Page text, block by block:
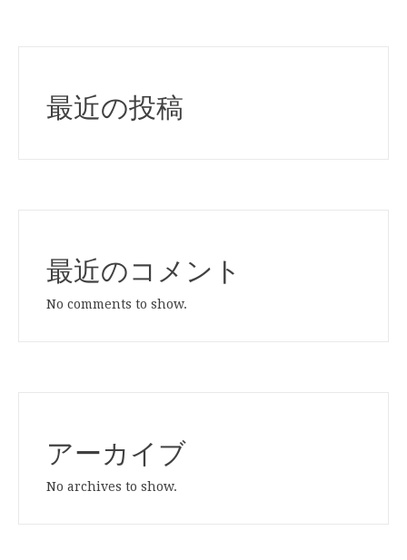
最近の投稿
最近のコメント
No comments to show.
アーカイブ
No archives to show.